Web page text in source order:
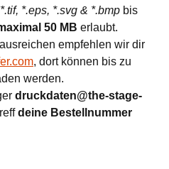
*.eps, *.svg & *.bmp bis
50 MB erlaubt.
empfehlen wir dir
, dort können bis zu
werden.
druckdaten@the-stage-
deine Bestellnummer